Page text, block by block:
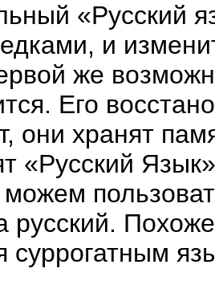
«Русский
и
же
Его
они хранят
«Русский
русский.
суррогатным